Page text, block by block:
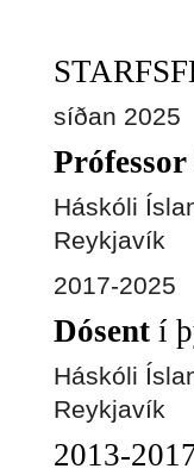
síðan 2025
Prófessor
Háskóli
Reykjavík
2017-2025
Dósent í
Háskóli
Reykjavík
2013-